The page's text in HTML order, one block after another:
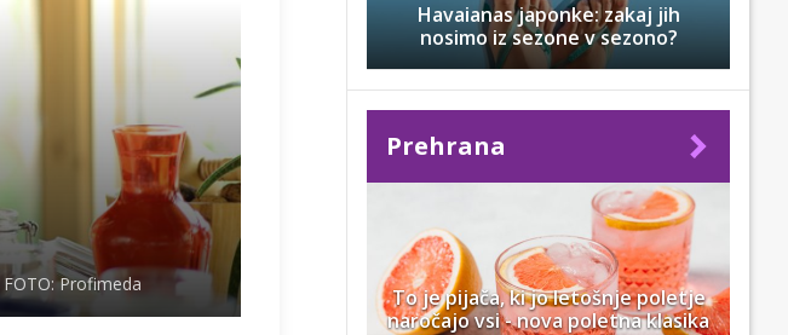
FOTO: Profimeda
Havaianas japonke: zakaj jih
nosimo iz sezone v sezono?
Prehrana
To je pijača, ki jo letošnje poletje
naročajo vsi - nova poletna klasika